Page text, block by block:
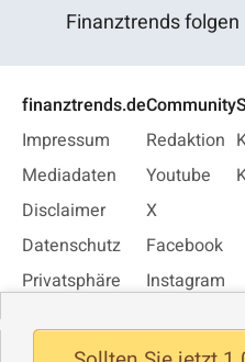
Finanztrends folgen
finanztrends.de
Impressum
Mediadaten
Disclaimer
Datenschutz
Privatsphäre
Newsletter
Community
Redaktion
Youtube
X
Facebook
Instagram